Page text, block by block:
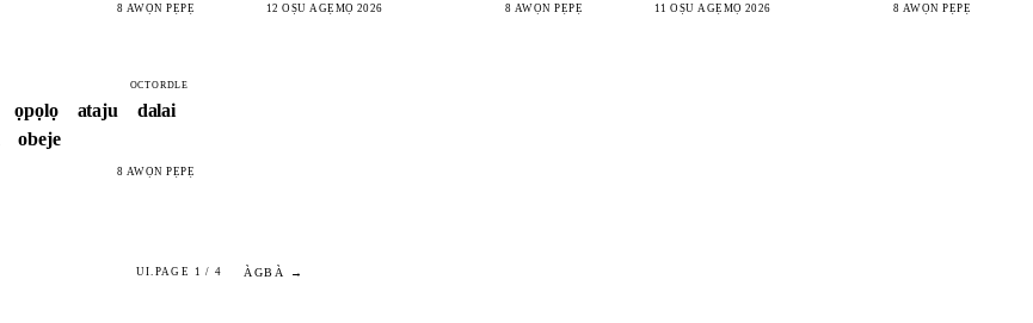
8 AWỌN PẸPẸ 12 OṢÙ AGẸMỌ 2026 8 AWỌN PẸPẸ 11 OṢÙ AGẸMỌ 2026 8 AWỌN PẸPẸ
OCTORDLE
ọpọlọ ataju
dalai
obeje
8 AWỌN PẸPẸ
UI.PAGE 1 / 4 ÀGBÀ →